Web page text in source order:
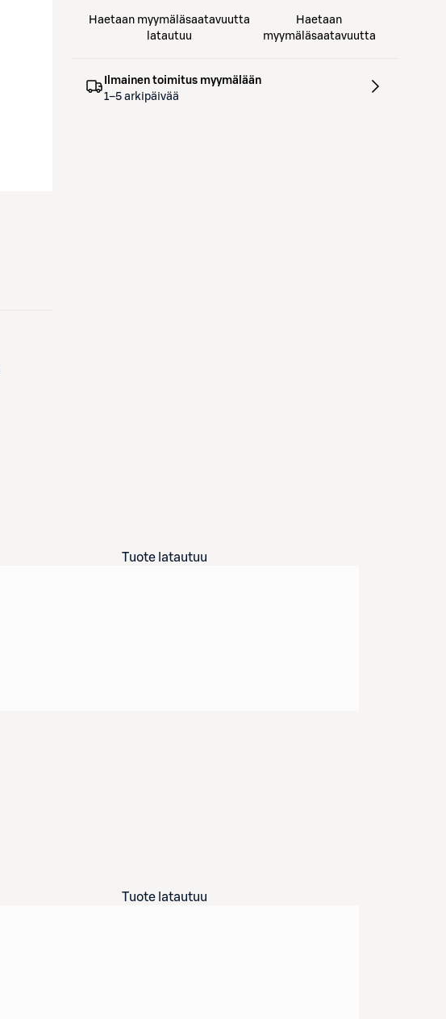
Haetaan myymäläsaatavuutta
latautuu
Haetaan
myymäläsaatavuutta
Ilmainen toimitus myymälään
1–5 arkipäivää
Tuote latautuu
Tuote latautuu